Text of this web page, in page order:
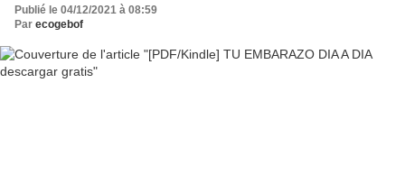
Publié le 04/12/2021 à 08:59
Par ecogebof